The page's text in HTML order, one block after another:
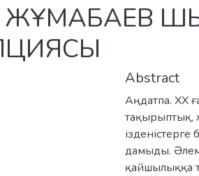
ЖҰМАБАЕВ
Abstract
Аңдатпа. ХХ
тақырыптық,
дамыды. Әлем
қайшылыққа